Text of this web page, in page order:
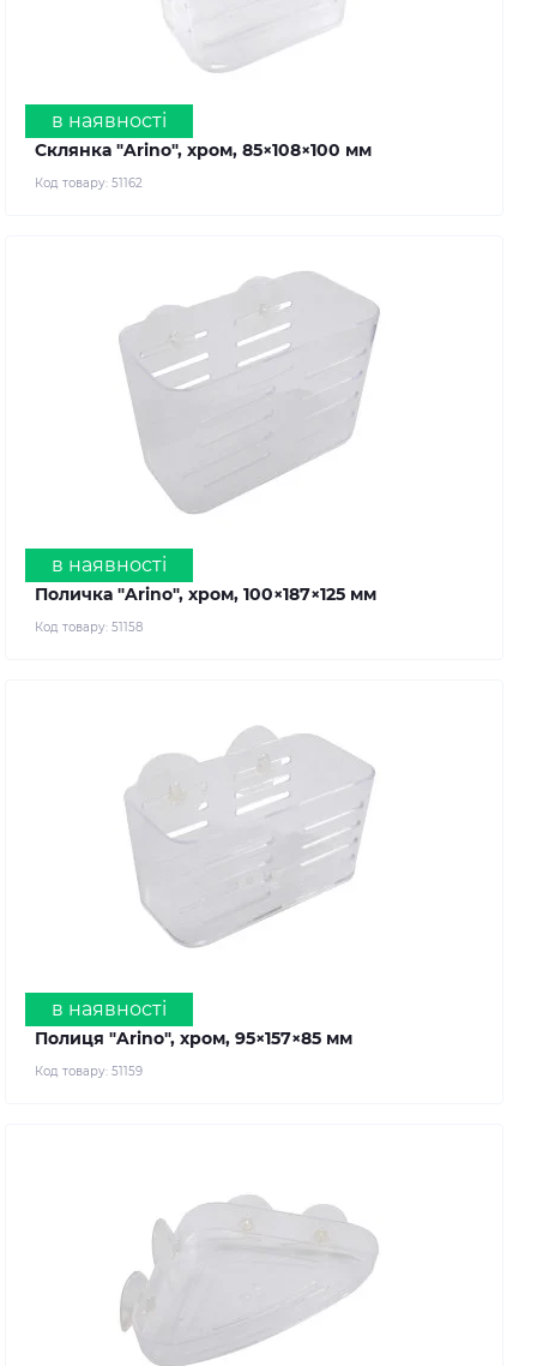
в наявності
Склянка "Arino", хром, 85×108×100 мм
Код товару: 51162
в наявності
Поличка "Arino", хром, 100×187×125 мм
Код товару: 51158
в наявності
Полиця "Arino", хром, 95×157×85 мм
Код товару: 51159